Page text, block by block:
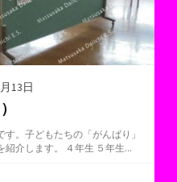
13日
。子どもたちの「がんばり」
介します。 ４年生 ５年生...